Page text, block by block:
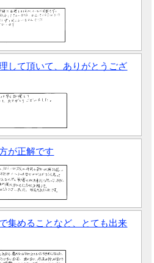
して頂いて、ありがとうござ
が正解です
集めることなど、とても出来